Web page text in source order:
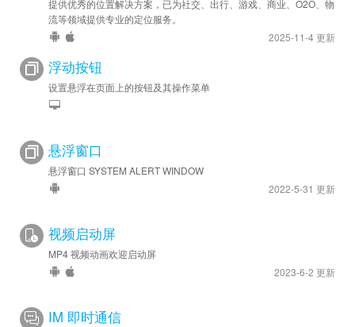
提供优秀的位置解决方案，已为社交、出行、游戏、商业、O2O、物
流等领域提供专业的定位服务。
2025-11-4 更新
浮动按钮
设置悬浮在页面上的按钮及其操作菜单
悬浮窗口
悬浮窗口 SYSTEM ALERT WINDOW
2022-5-31 更新
视频启动屏
MP4 视频动画欢迎启动屏
2023-6-2 更新
IM 即时通信